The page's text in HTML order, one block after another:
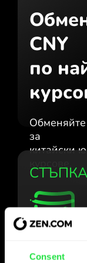
Consent
CNY
по
за
китайски